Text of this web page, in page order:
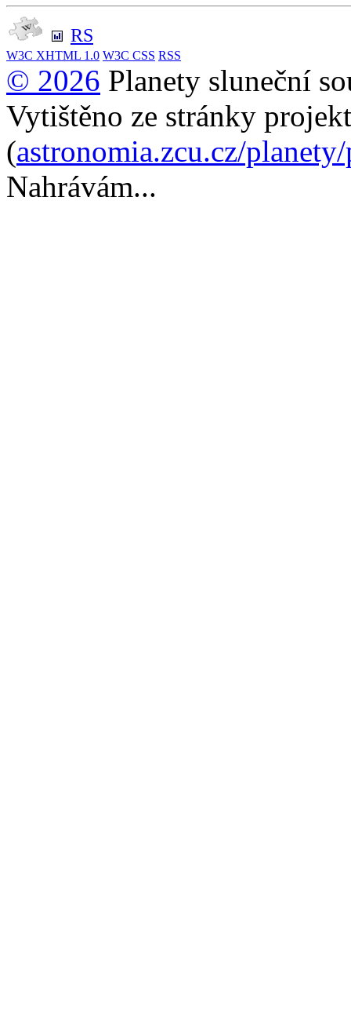
RS
W3C XHTML 1.0 W3C CSS RSS
© 2026 Planety sluneční
Vytištěno ze stránky
(astronomia.zcu.cz/
Nahrávám...